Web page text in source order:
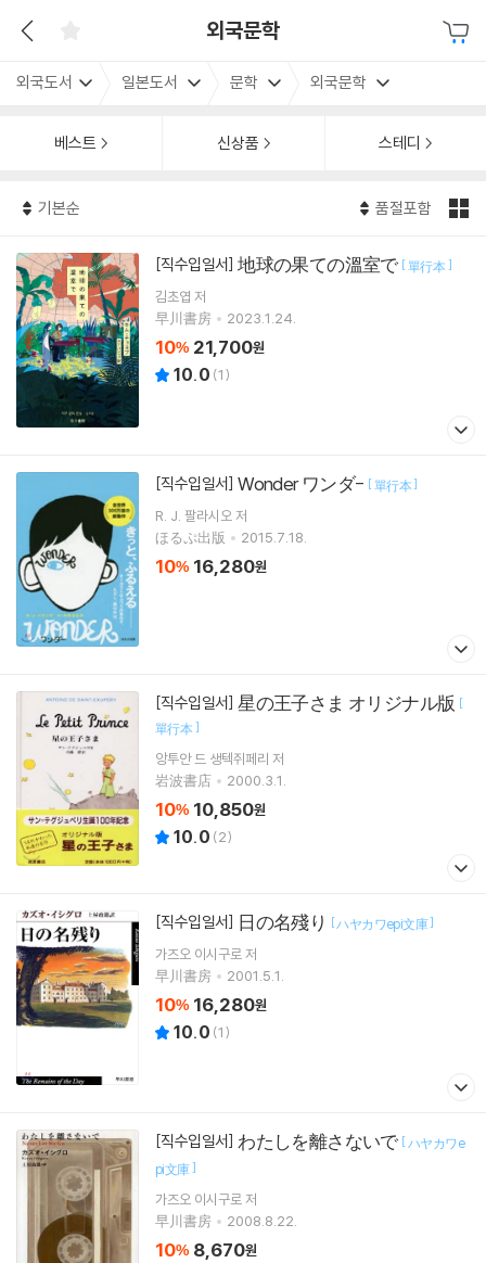
외국문학
외국도서 일본도서 문학 외국문학
베스트 신상품 스테디
기본순 품절포함
[직수입일서] 地球の果ての溫室で [單行本]
김초엽 저
早川書房
2023.1.24.
10% 21,700원
10.0 (1)
[직수입일서] Wonder ワンダ- [單行本]
R. J. 팔라시오 저
ほるぷ出版
2015.7.18.
10% 16,280원
[직수입일서] 星の王子さま オリジナル版 [
單行本]
앙투안 드 생텍쥐페리 저
岩波書店
2000.3.1.
10% 10,850원
10.0 (2)
[직수입일서] 日の名殘り [ハヤカワepi文庫]
가즈오 이시구로 저
早川書房
2001.5.1.
10% 16,280원
10.0 (1)
[직수입일서] わたしを離さないで [ハヤカワe
pi文庫]
가즈오 이시구로 저
早川書房
2008.8.22.
10% 8,670원